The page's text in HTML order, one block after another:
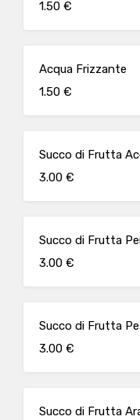
1.50 €
Acqua Frizzante
1.50 €
Succo di Frutta
3.00 €
Succo di Frutta
3.00 €
Succo di Frutta
3.00 €
Succo di Frutta